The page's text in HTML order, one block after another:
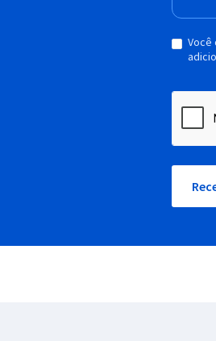
Você